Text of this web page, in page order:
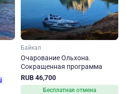
Байкал
Очарование Ольхона.
Сокращенная программа
RUB 46,700
Бесплатная отмена